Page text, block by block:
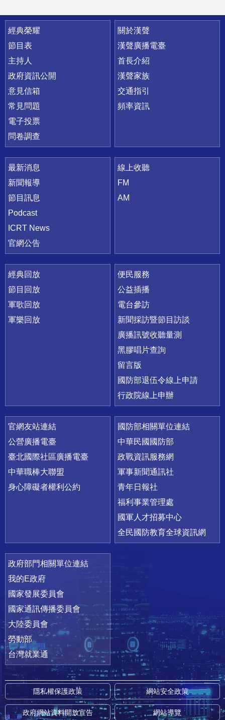
快速連結
經典榮耀
節目表
主持人
政府資訊公開
意見信箱
常見問題
電子投票
問卷調查
關於漢聲
漢聲廣播電臺
首長介紹
漢聲家族
交通指引
頻率資訊
最新消息
新聞報導
節目訊息
Podcast
ICRT News
官網公告
線上收聽
FM
AM
經典回放
節目回放
軍歌回放
軍樂回放
便民服務
公益插播
電台參訪
新聞採訪暨節目訪談
廣播訊號收聽量測
黑膠唱片查詢
留言版
國防部退伍令線上申請
行政院線上申辦
官網友站連結
公營廣播電臺
臺北國際社區廣播電臺
中華職棒大聯盟
身心障礙者權利公約
國防部相關單位連結
中華民國國防部
政戰資訊服務網
軍事新聞通訊社
青年日報社
福利事業管理處
國軍人才招募中心
全民國防教育全球資訊網
政府部門相關單位連結
我的E政府
國家發展委員會
國家通訊傳播委員會
大陸委員會
勞動部
台灣就業通
隱私權保護政策 網站安全政策
政府網站資料開放宣告 網站導覽